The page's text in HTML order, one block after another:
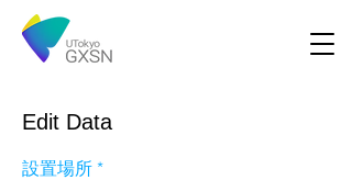
Edit Data
設置場所